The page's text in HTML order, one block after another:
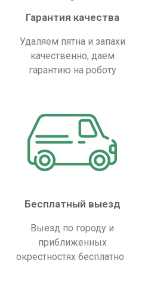
Гарантия качества
Удаляем пятна и запахи
качественно, даем
гарантию на роботу
Бесплатный выезд
Выезд по городу и
приближенных
окрестностях бесплатно